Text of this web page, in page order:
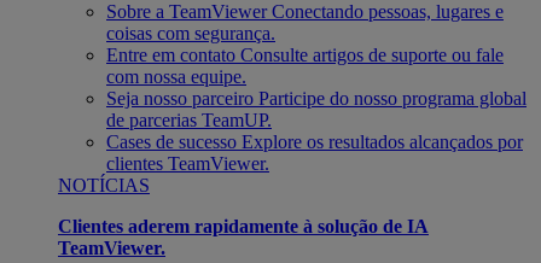
Sobre a TeamViewer Conectando pessoas, lugares e
coisas com segurança.
Entre em contato Consulte artigos de suporte ou fale
com nossa equipe.
Seja nosso parceiro Participe do nosso programa global
de parcerias TeamUP.
Cases de sucesso Explore os resultados alcançados por
clientes TeamViewer.
NOTÍCIAS
Clientes aderem rapidamente à solução de IA
TeamViewer.